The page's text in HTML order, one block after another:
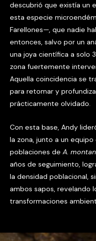
descubrió que existía un
esta especie
Farellones—, que nadie
entonces, salvo por un
una joya científica a solo
zona fuertemente
Aquella coincidencia se
para retomar y
prácticamente olvidado.
Con esta base, Andy
la zona, junto a un
poblaciones de A.
años de seguimiento,
la densidad poblacional,
ambos sapos, revelando
transformaciones